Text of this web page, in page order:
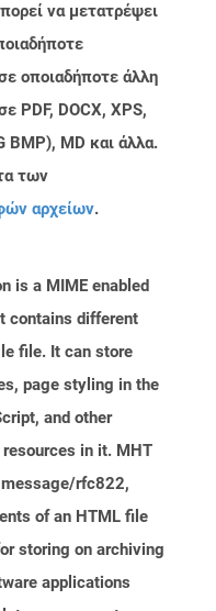
να μετατρέψει
οποιαδήποτε άλλη
PDF, DOCX, XPS,
BMP), MD και άλλα.
των
αρχείων.
is a MIME enabled
contains different
file. It can store
page styling in the
and other
in it. MHT
rfc822,
of an HTML file
storing on archiving
applications